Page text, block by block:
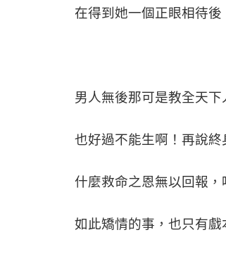
在得到她一個正眼相待
男人無後那可是教全天下
也好過不能生啊！再說終
什麼救命之恩無以回報，
如此矯情的事，也只有戲